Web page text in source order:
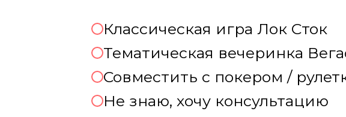
Классическая игра Лок Сток
Тематическая вечеринка
Совместить с покером /
Не знаю, хочу консультацию